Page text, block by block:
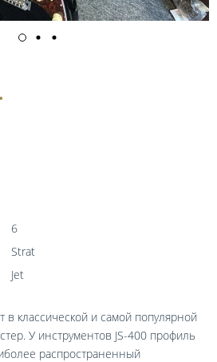
6
Strat
Jet
в классической и самой популярной
У инструментов JS-400 профиль
распространенный